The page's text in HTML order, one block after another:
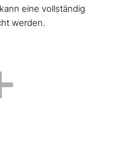
eine vollständig
werden.